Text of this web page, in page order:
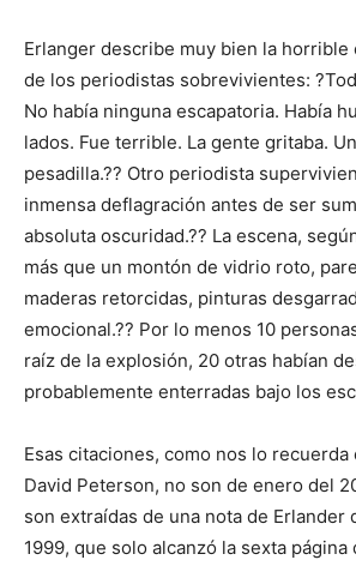
Erlanger describe muy bien la horrible
de los periodistas sobrevivientes:
No había ninguna escapatoria. Había
lados. Fue terrible. La gente gritaba.
pesadilla.?? Otro periodista
inmensa deflagración antes de ser
absoluta oscuridad.?? La escena,
más que un montón de vidrio roto,
maderas retorcidas, pinturas
emocional.?? Por lo menos 10
raíz de la explosión, 20 otras habían
probablemente enterradas bajo los
Esas citaciones, como nos lo recuerda
David Peterson, no son de enero del
son extraídas de una nota de Erlander
1999, que solo alcanzó la sexta página